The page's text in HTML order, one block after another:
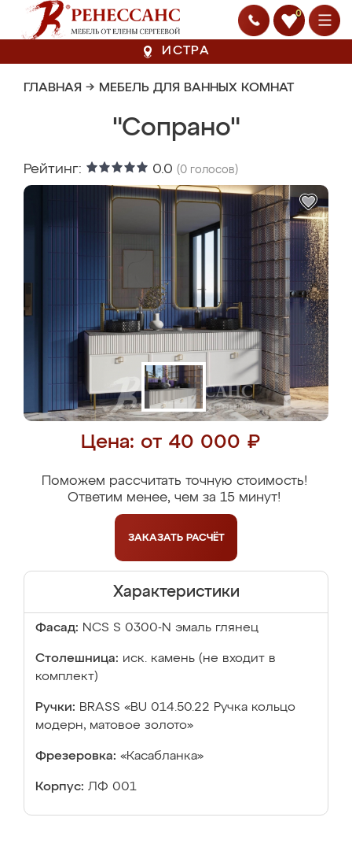
0
ИСТРА
ГЛАВНАЯ → МЕБЕЛЬ ДЛЯ ВАННЫХ КОМНАТ
"Сопрано"
Рейтинг: 0.0 (0 голосов)
Цена: от 40 000 ₽
Поможем рассчитать точную стоимость!
Ответим менее, чем за 15 минут!
ЗАКАЗАТЬ РАСЧЁТ
Характеристики
Фасад: NCS S 0300-N эмаль глянец
Столешница: иск. камень (не входит в
комплект)
Ручки: BRASS «BU 014.50.22 Ручка кольцо
модерн, матовое золото»
Фрезеровка: «Касабланка»
Корпус: ЛФ 001